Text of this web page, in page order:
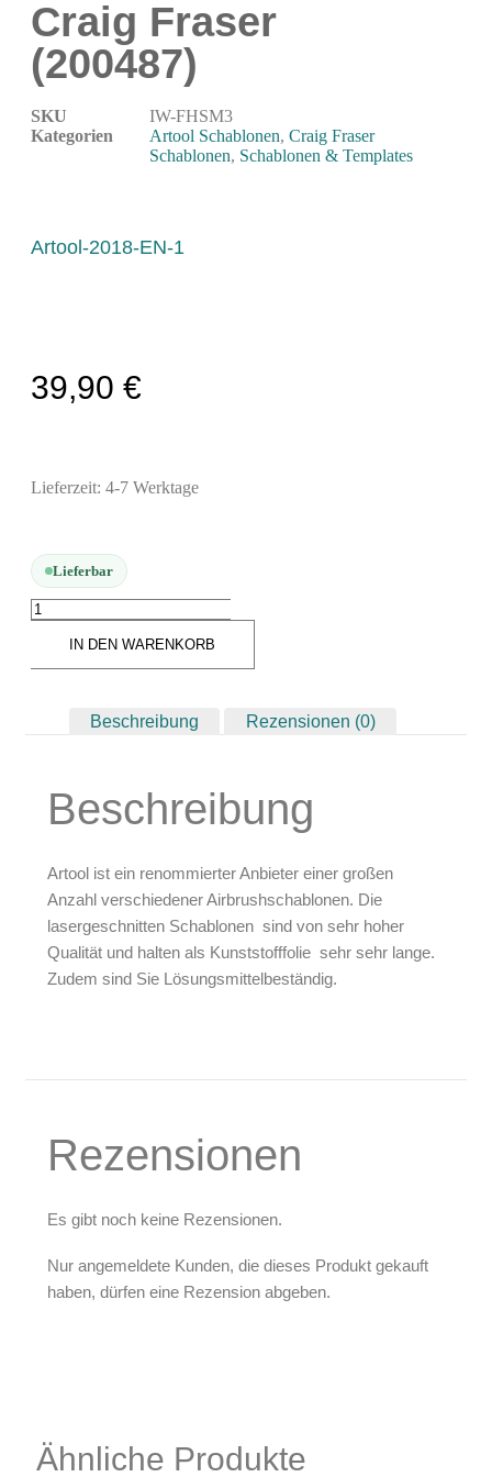
Modellbau-Zubehör
Untergründe & Papier
Oberflächenvorbereitung & Bearbeitung
Spachtelmasse & Sprühspachtel
Schleif- & Poliermittel
Oberflächenreiniger
Zubehör & Ausstattung
Leerbehälter & Mischzubehör
Spezialliteratur & Anleitungen
Craig Fraser
(200487)
SKU
IW-FHSM3
Kategorien
Artool Schablonen, Craig Fraser
Schablonen, Schablonen & Templates
Artool-2018-EN-1
39,90 €
Lieferzeit: 4-7 Werktage
Lieferbar
IN DEN WARENKORB
Beschreibung Rezensionen (0)
Beschreibung
Artool ist ein renommierter Anbieter einer großen
Anzahl verschiedener Airbrushschablonen. Die
lasergeschnitten Schablonen sind von sehr hoher
Qualität und halten als Kunststofffolie sehr sehr lange.
Zudem sind Sie Lösungsmittelbeständig.
Rezensionen
Es gibt noch keine Rezensionen.
Nur angemeldete Kunden, die dieses Produkt gekauft
haben, dürfen eine Rezension abgeben.
Ähnliche Produkte